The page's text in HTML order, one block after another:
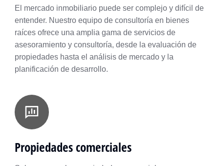
El mercado inmobiliario puede ser complejo y difícil de
entender. Nuestro equipo de consultoría en bienes
raíces ofrece una amplia gama de servicios de
asesoramiento y consultoría, desde la evaluación de
propiedades hasta el análisis de mercado y la
planificación de desarrollo.
Propiedades comerciales